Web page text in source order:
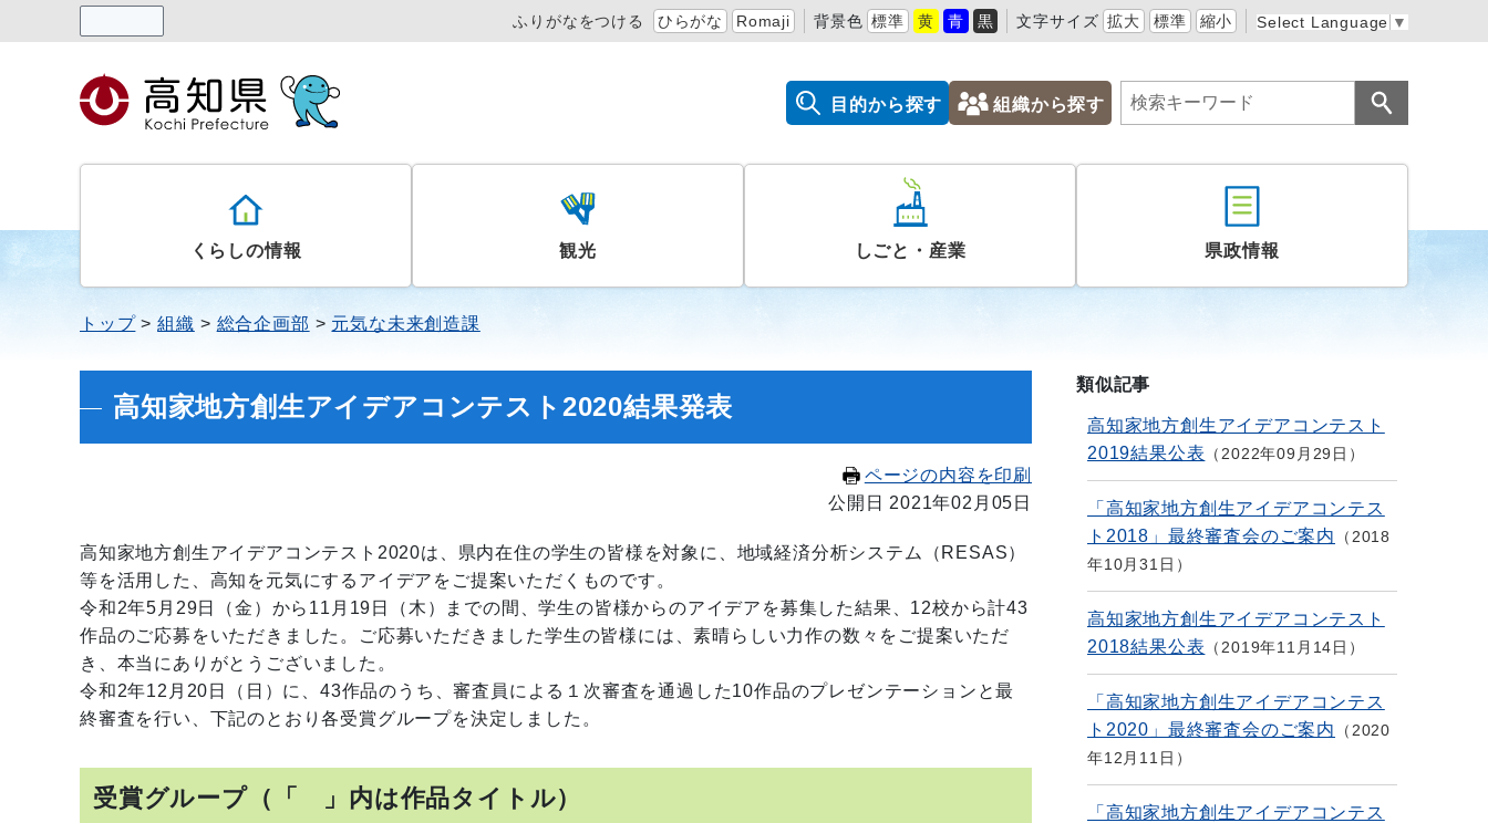
ふりがなをつける ひらがな Romaji 背景色 標準 黄 青 黒 文字サイズ 拡大 標準 縮小 Select Language ▼
目的から探す 組織から探す
くらしの情報 観光 しごと・産業 県政情報
トップ 組織 総合企画部 元気な未来創造課
高知家地方創生アイデアコンテスト2020結果発表
ページの内容を印刷
公開日 2021年02月05日
高知家地方創生アイデアコンテスト2020は、県内在住の学生の皆様を対象に、地域経済分析システム（RESAS）
等を活用した、高知を元気にするアイデアをご提案いただくものです。
令和2年5月29日（金）から11月19日（木）までの間、学生の皆様からのアイデアを募集した結果、12校から計43
作品のご応募をいただきました。ご応募いただきました学生の皆様には、素晴らしい力作の数々をご提案いただ
き、本当にありがとうございました。
令和2年12月20日（日）に、43作品のうち、審査員による１次審査を通過した10作品のプレゼンテーションと最
終審査を行い、下記のとおり各受賞グループを決定しました。
受賞グループ（「 」内は作品タイトル）
類似記事
高知家地方創生アイデアコンテスト
2019結果公表
2022年09月29日
「高知家地方創生アイデアコンテス
ト2018」最終審査会のご案内
2018
年10月31日
高知家地方創生アイデアコンテスト
2018結果公表
2019年11月14日
「高知家地方創生アイデアコンテス
ト2020」最終審査会のご案内
2020
年12月11日
「高知家地方創生アイデアコンテス